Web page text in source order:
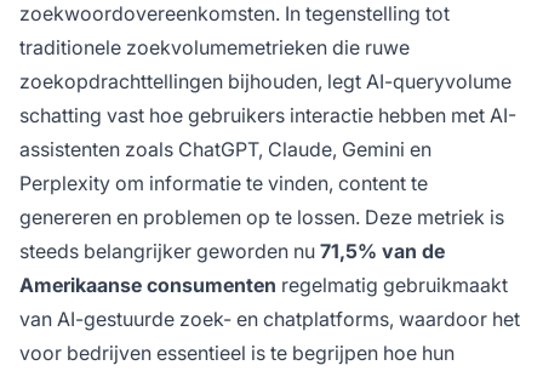
zoekwoordovereenkomsten. In tegenstelling tot
traditionele zoekvolumemetrieken die ruwe
zoekopdrachttellingen bijhouden, legt AI-queryvolume
schatting vast hoe gebruikers interactie hebben met AI-
assistenten zoals ChatGPT, Claude, Gemini en
Perplexity om informatie te vinden, content te
genereren en problemen op te lossen. Deze metriek is
steeds belangrijker geworden nu 71,5% van de
Amerikaanse consumenten regelmatig gebruikmaakt
van AI-gestuurde zoek- en chatplatforms, waardoor het
voor bedrijven essentieel is te begrijpen hoe hun